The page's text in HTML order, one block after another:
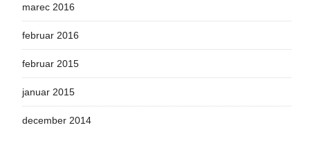
marec 2016
februar 2016
februar 2015
januar 2015
december 2014